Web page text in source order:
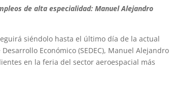
de alta especialidad: Manuel Alejandro
siéndolo hasta el último día de la actual
Económico (SEDEC), Manuel Alejandro
en la feria del sector aeroespacial más